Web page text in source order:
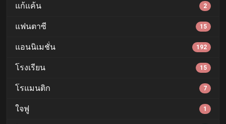
แก้แค้น 2
แฟนตาซี 15
แอนนิเมชั่น 192
โรงเรียน 15
โรแมนติก 7
ใจฟู 1